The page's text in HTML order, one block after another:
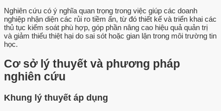
Nghiên cứu có ý nghĩa quan trọng trong việc giúp các doanh
nghiệp nhận diện các rủi ro tiềm ẩn, từ đó thiết kế và triển khai các
thủ tục kiểm soát phù hợp, góp phần nâng cao hiệu quả quản trị
và giảm thiểu thiệt hại do sai sót hoặc gian lận trong môi trường tin
học.
Cơ sở lý thuyết và phương pháp
nghiên cứu
Khung lý thuyết áp dụng